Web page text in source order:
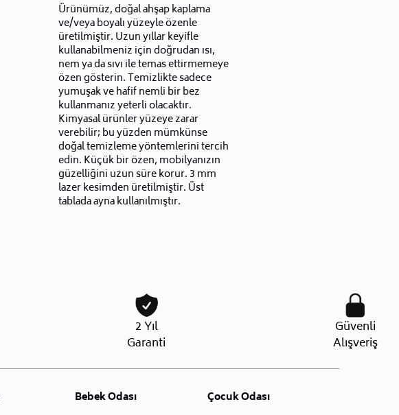
Ürünümüz, doğal ahşap kaplama
ve/veya boyalı yüzeyle özenle
üretilmiştir. Uzun yıllar keyifle
kullanabilmeniz için doğrudan ısı,
nem ya da sıvı ile temas ettirmemeye
özen gösterin. Temizlikte sadece
yumuşak ve hafif nemli bir bez
kullanmanız yeterli olacaktır.
Kimyasal ürünler yüzeye zarar
verebilir; bu yüzden mümkünse
doğal temizleme yöntemlerini tercih
edin. Küçük bir özen, mobilyanızın
güzelliğini uzun süre korur. 3 mm
lazer kesimden üretilmiştir. Üst
tablada ayna kullanılmıştır.
2 Yıl
Garanti
Güvenli
Alışveriş
Bebek Odası
Çocuk Odası